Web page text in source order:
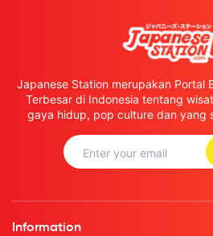
Japanese Station merupakan Portal
Terbesar di Indonesia tentang
gaya hidup, pop culture dan yang
Information